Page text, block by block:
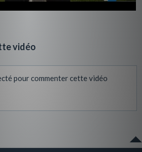
vidéo
pour commenter cette vidéo